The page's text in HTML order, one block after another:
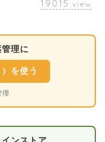
19015 view
理に
を使う
理